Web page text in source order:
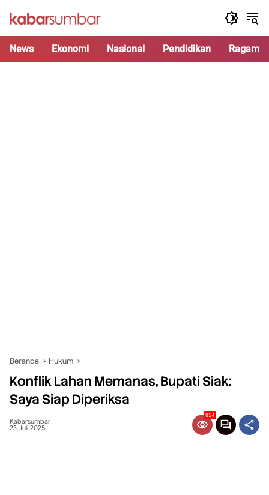
News Ekonomi Nasional Pendidikan Ragam
Beranda Hukum
Konflik Lahan Memanas, Bupati Siak:
Saya Siap Diperiksa
Kabarsumbar
23 Juli 2025
854